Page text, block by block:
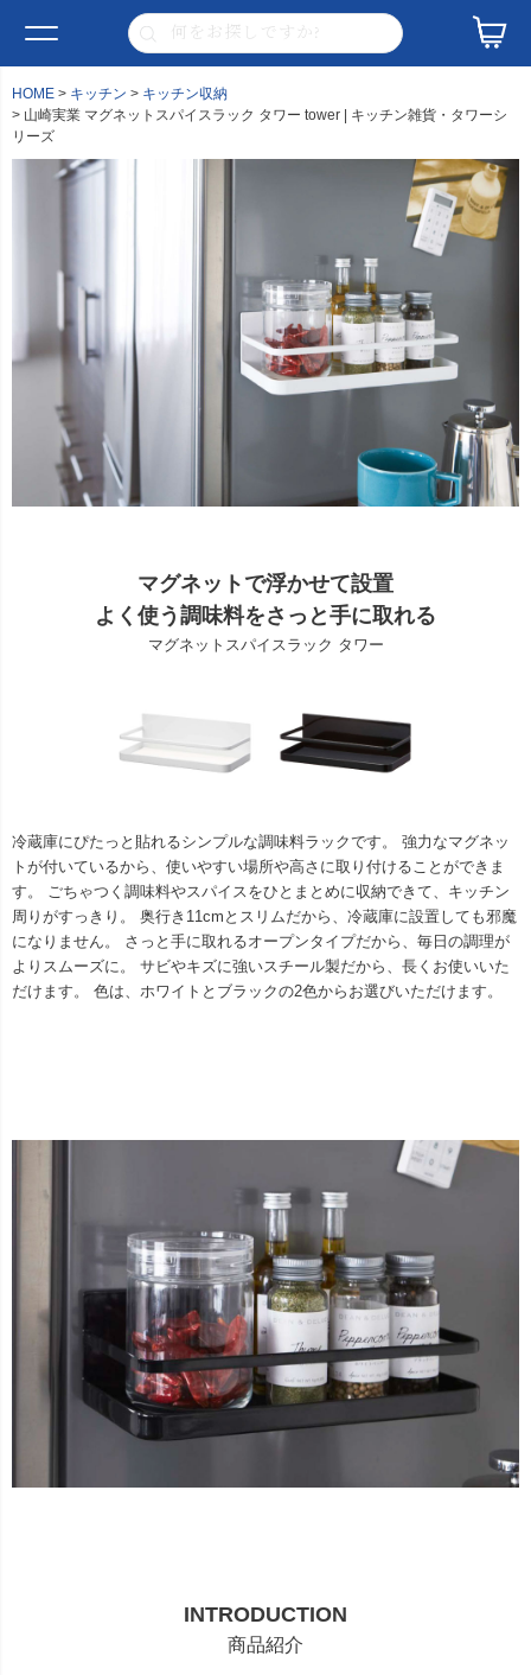
HOME キッチン
キッチン収納
山崎実業 マグネットスパイスラック タワー tower | キッチン雑貨・タワーシ
リーズ
マグネットで浮かせて設置
よく使う調味料をさっと手に取れる
マグネットスパイスラック タワー
冷蔵庫にぴたっと貼れるシンプルな調味料ラックです。 強力なマグネッ
トが付いているから、使いやすい場所や高さに取り付けることができま
す。 ごちゃつく調味料やスパイスをひとまとめに収納できて、キッチン
周りがすっきり。 奥行き11cmとスリムだから、冷蔵庫に設置しても邪魔
になりません。 さっと手に取れるオープンタイプだから、毎日の調理が
よりスムーズに。 サビやキズに強いスチール製だから、長くお使いいた
だけます。 色は、ホワイトとブラックの2色からお選びいただけます。
INTRODUCTION
商品紹介